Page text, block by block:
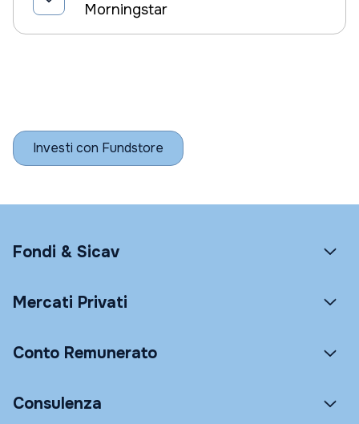
Morningstar
Investi con Fundstore
Fondi & Sicav
Mercati Privati
Conto Remunerato
Consulenza